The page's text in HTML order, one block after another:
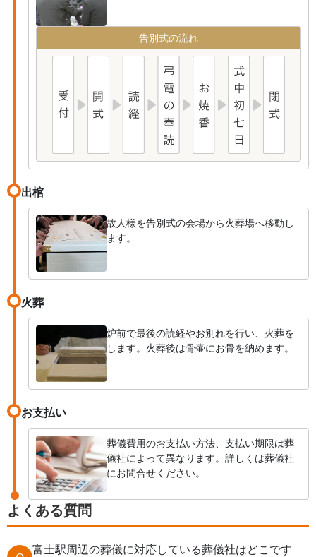
告別式の流れ
出棺
故人様を告別式の会場から火葬場へ移動し
ます。
火葬
炉前で最後の読経やお別れを行い、火葬を
します。火葬後は骨壷にお骨を納めます。
お支払い
葬儀費用のお支払い方法、支払い期限は葬
儀社によって異なります。詳しくは葬儀社
にお問合せください。
よくある質問
富士駅周辺の葬儀に対応している葬儀社はどこです